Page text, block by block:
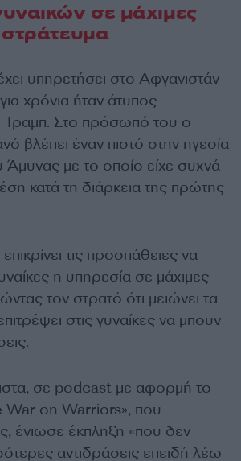
σε μάχιμες
στράτευμα
υπηρετήσει στο Αφγανιστάν
χρόνια ήταν άτυπος
Στο πρόσωπό του ο
βλέπει έναν πιστό στην ηγεσία
Άμυνας με το οποίο είχε συχνά
κατά τη διάρκεια της πρώτης
τις προσπάθειες να
η υπηρεσία σε μάχιμες
τον στρατό ότι μειώνει τα
στις γυναίκες να μπουν
σε podcast με αφορμή το
War on Warriors», που
ένιωσε έκπληξη «που δεν
αντιδράσεις επειδή λέω